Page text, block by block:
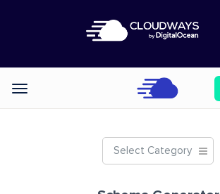
Categories
Select Category